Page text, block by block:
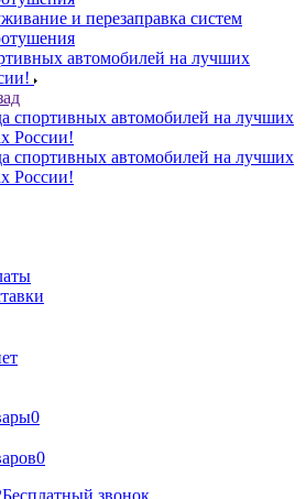
и перезаправка систем
автомобилей на лучших
спортивных автомобилей на лучших
России!
спортивных автомобилей на лучших
России!
0
0
Бесплатный звонок